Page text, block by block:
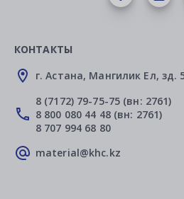
КОНТАКТЫ
г. Астана, Мангилик Ел, зд.
8 (7172) 79-75-75 (вн: 2761)
8 800 080 44 48 (вн: 2761)
8 707 994 68 80
material@khc.kz